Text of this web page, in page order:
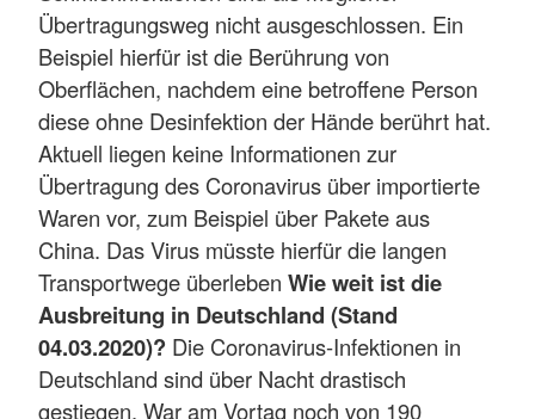
Übertragungsweg nicht ausgeschlossen. Ein
Beispiel hierfür ist die Berührung von
Oberflächen, nachdem eine betroffene Person
diese ohne Desinfektion der Hände berührt hat.
Aktuell liegen keine Informationen zur
Übertragung des Coronavirus über importierte
Waren vor, zum Beispiel über Pakete aus
China. Das Virus müsste hierfür die langen
Transportwege überleben Wie weit ist die
Ausbreitung in Deutschland (Stand
04.03.2020)? Die Coronavirus-Infektionen in
Deutschland sind über Nacht drastisch
gestiegen. War am Vortag noch von 190